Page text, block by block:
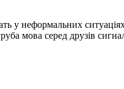
у неформальних
мова серед друзів